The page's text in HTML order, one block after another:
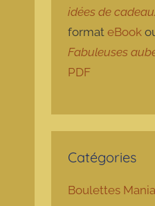
idées de
formateBook
Fabuleuses
PDF
Catégories
Boulettes Mania